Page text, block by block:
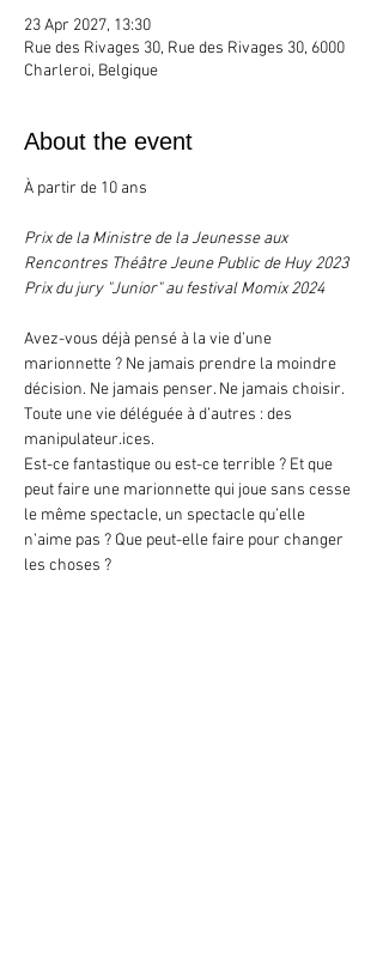
23 Apr 2027, 13:30
Rue des Rivages 30, Rue des Rivages 30, 6000
Charleroi, Belgique
About the event
À partir de 10 ans
Prix de la Ministre de la Jeunesse aux
Rencontres Théâtre Jeune Public de Huy 2023
Prix du jury "Junior" au festival Momix 2024
Avez-vous déjà pensé à la vie d’une
marionnette ? Ne jamais prendre la moindre
décision. Ne jamais penser. Ne jamais choisir.
Toute une vie déléguée à d’autres : des
manipulateur.ices.
Est-ce fantastique ou est-ce terrible ? Et que
peut faire une marionnette qui joue sans cesse
le même spectacle, un spectacle qu’elle
n’aime pas ? Que peut-elle faire pour changer
les choses ?